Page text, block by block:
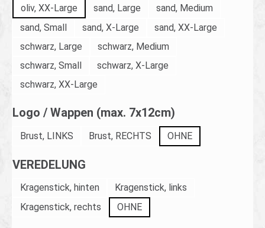
oliv, XX-Large
sand, Large
sand, Medium
sand, Small
sand, X-Large
sand, XX-Large
schwarz, Large
schwarz, Medium
schwarz, Small
schwarz, X-Large
schwarz, XX-Large
Logo / Wappen (max. 7x12cm)
Brust, LINKS Brust, RECHTS OHNE
VEREDELUNG
Kragenstick, hinten
Kragenstick, links
Kragenstick, rechts
OHNE